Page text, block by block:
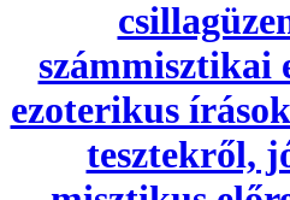
számmisztikai
ezoterikus
tesztekről,